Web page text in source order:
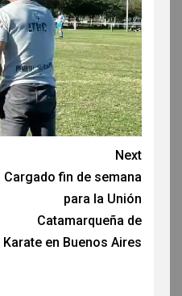
Next
Cargado fin de semana
para la Unión
Catamarqueña de
Karate en Buenos Aires